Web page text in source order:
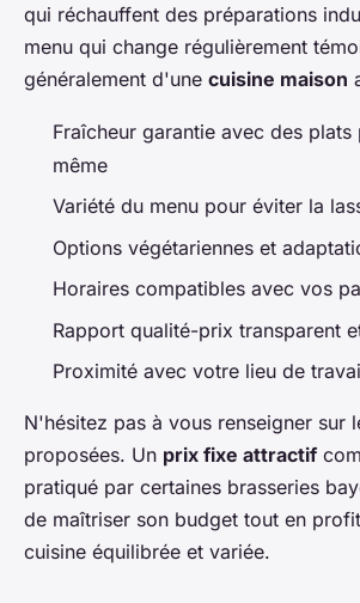
qui réchauffent des préparations
menu qui change régulièrement
généralement d'une cuisine maison
Fraîcheur garantie avec des
même
Variété du menu pour éviter la
Options végétariennes et
Horaires compatibles avec vos
Rapport qualité-prix transparent
Proximité avec votre lieu de
N'hésitez pas à vous renseigner sur
proposées. Un prix fixe attractif
pratiqué par certaines brasseries
de maîtriser son budget tout en
cuisine équilibrée et variée.